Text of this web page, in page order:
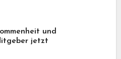
und
jetzt